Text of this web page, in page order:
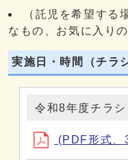
（託児を希望する
なもの、お気に入り
実施日・時間（チラ
令和8年度チラシ
(PDF形式、